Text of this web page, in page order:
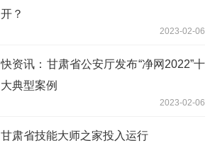
开？
2023-02-06
快资讯：甘肃省公安厅发布“净网2022”十
大典型案例
2023-02-06
甘肃省技能大师之家投入运行